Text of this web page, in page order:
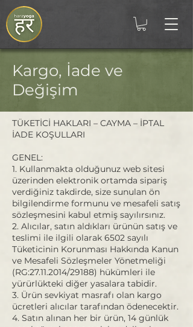
Kargo, İade ve
Değişim
TÜKETİCİ HAKLARI – CAYMA – İPTAL
İADE KOŞULLARI
GENEL:
1. Kullanmakta olduğunuz web sitesi
üzerinden elektronik ortamda sipariş
verdiğiniz takdirde, size sunulan ön
bilgilendirme formunu ve mesafeli satış
sözleşmesini kabul etmiş sayılırsınız.
2. Alıcılar, satın aldıkları ürünün satış ve
teslimi ile ilgili olarak 6502 sayılı
Tüketicinin Korunması Hakkında Kanun
ve Mesafeli Sözleşmeler Yönetmeliği
(RG:27.11.2014/29188) hükümleri ile
yürürlükteki diğer yasalara tabidir.
3. Ürün sevkiyat masrafı olan kargo
ücretleri alıcılar tarafından ödenecektir.
4. Satın alınan her bir ürün, 14 günlük